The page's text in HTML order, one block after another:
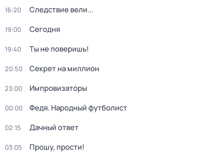
16:20 Следствие вели...
19:00 Сегодня
19:40 Ты не поверишь!
20:50 Секрет на миллион
23:00 Импровизаторы
00:00 Федя. Народный футболист
02:15 Дачный ответ
03:05 Прошу, прости!